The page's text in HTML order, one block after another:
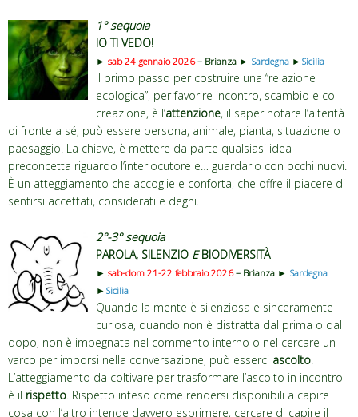
1° sequoia
IO TI VEDO!
► sab 24 gennaio 2026– Brianza ► Sardegna ► Sicilia
Il primo passo per costruire una “relazione
ecologica”, per favorire incontro, scambio e co-
creazione, è l’attenzione, il saper notare l’alterità
di fronte a sé; può essere persona, animale, pianta, situazione o
paesaggio. La chiave, è mettere da parte qualsiasi idea
preconcetta riguardo l’interlocutore e… guardarlo con occhi nuovi.
È un atteggiamento che accoglie e conforta, che offre il piacere di
sentirsi accettati, considerati e degni.
2°-3° sequoia
PAROLA, SILENZIO EBIODIVERSITÀ
► sab-dom 21-22 febbraio 2026– Brianza ► Sardegna
► Sicilia
Quando la mente è silenziosa e sinceramente
curiosa, quando non è distratta dal prima o dal
dopo, non è impegnata nel commento interno o nel cercare un
varco per imporsi nella conversazione, può esserci ascolto
L’atteggiamento da coltivare per trasformare l’ascolto in incontro
è il rispetto . Rispetto inteso come rendersi disponibili a capire
cosa con l’altro intende davvero esprimere, cercare di capire il